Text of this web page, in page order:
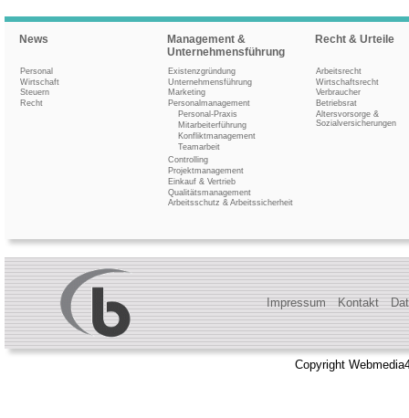
News
Personal
Wirtschaft
Steuern
Recht
Management &
Unternehmensführung
Existenzgründung
Unternehmensführung
Marketing
Personalmanagement
Personal-Praxis
Mitarbeiterführung
Konfliktmanagement
Teamarbeit
Controlling
Projektmanagement
Einkauf & Vertrieb
Qualitätsmanagement
Arbeitsschutz & Arbeitssicherheit
Recht & Urteile
Arbeitsrecht
Wirtschaftsrecht
Verbraucher
Betriebsrat
Altersvorsorge &
Sozialversicherungen
Impressum Kontakt
Copyright